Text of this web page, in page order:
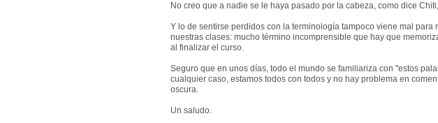
No creo que a nadie se le haya pasado por la cabeza, como dice
Y lo de sentirse perdidos con la terminología tampoco viene mal
nuestras clases: mucho término incomprensible que hay que
al finalizar el curso.
Seguro que en unos días, todo el mundo se familiariza con "estos
cualquier caso, estamos todos con todos y no hay problema en
oscura.
Un saludo.